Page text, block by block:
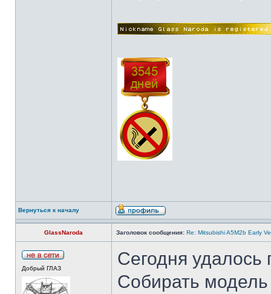
Вернуться к началу
GlassNaroda Заголовок сообщения: Re: Mitsubishi A5M2b Early
Добрый ГЛАЗ
Сегодня удалось
Собирать